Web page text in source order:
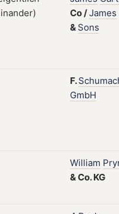
Co/James
& Sons
F.
GmbH
William
&Co.KG